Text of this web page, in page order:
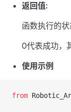
返回值:
函数执行的状
0代表成功，
使用示例
from